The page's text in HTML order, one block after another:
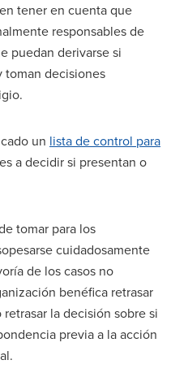
tener en cuenta que
responsables de
puedan derivarse si
toman decisiones
un lista de control para
a decidir si presentan o
tomar para los
cuidadosamente
de los casos no
benéfica retrasar
la decisión sobre si
previa a la acción